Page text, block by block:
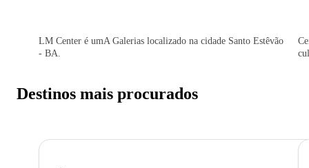
LM Center é umA Galerias localizado na cidade Santo Estêvão
- BA.
Destinos mais procurados